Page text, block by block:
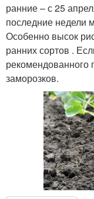
ранние – с 25
последние недели
Особенно высок
ранних сортов .
рекомендованного
заморозков.